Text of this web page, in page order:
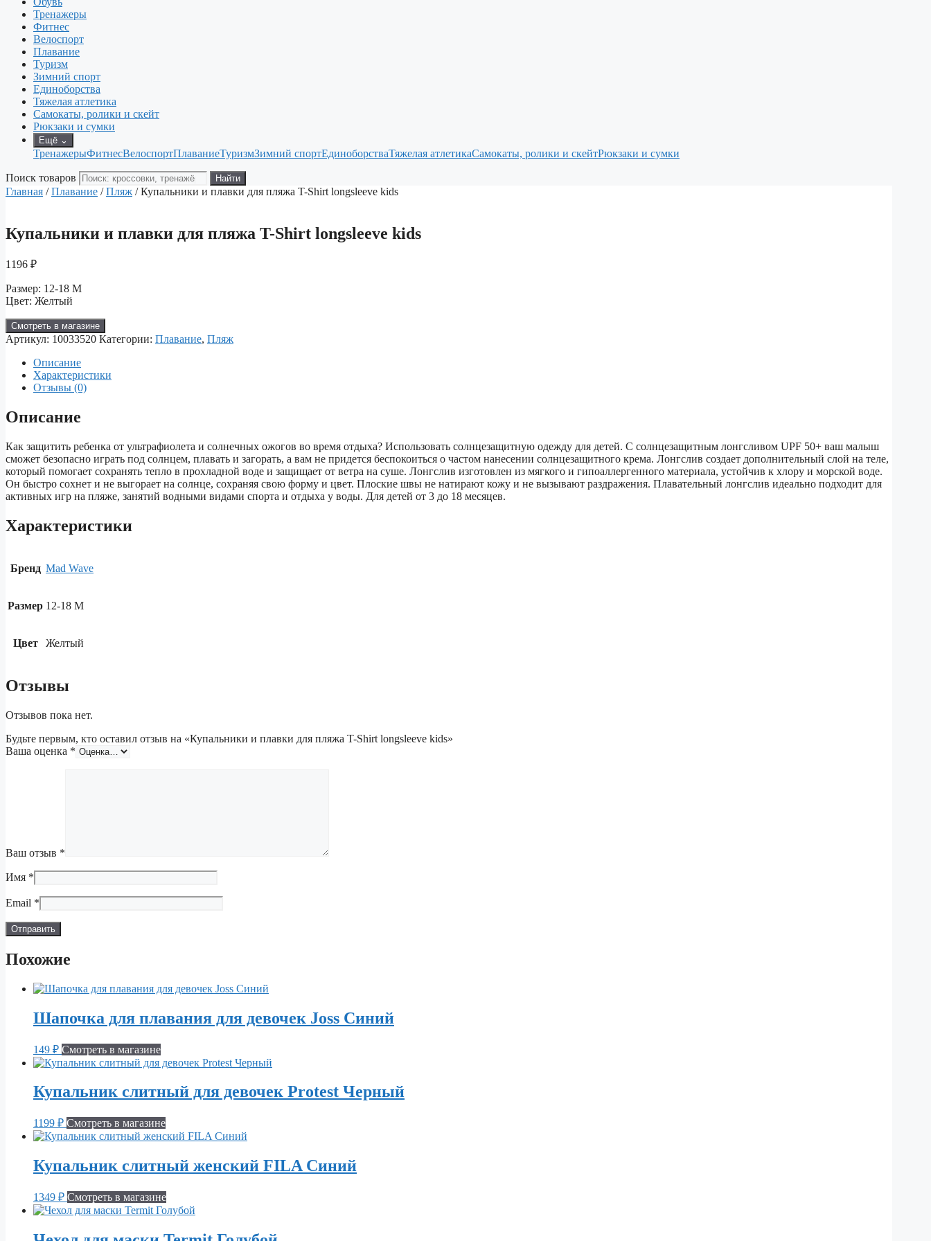
Тренажеры
Фитнес
Велоспорт
Плавание
Туризм
Зимний спорт
Единоборства
Тяжелая атлетика
Самокаты, ролики и скейт
Рюкзаки и сумки
Ещё ⌄
ТренажерыФитнесВелоспортПлаваниеТуризмЗимний спортЕдиноборстваТяжелая атлетикаСамокаты, ролики и скейтРюкзаки и сумки
Поиск товаров Найти
Главная /Плавание /Пляж / Купальники и плавки для пляжа T-Shirt longsleeve kids
Купальники и плавки для пляжа T-Shirt longsleeve kids
1196 ₽
Размер: 12-18 M
Цвет: Желтый
Смотреть в магазине
Артикул: 10033520 Категории: Плавание, Пляж
Описание
Характеристики
Отзывы (0)
Описание
Как защитить ребенка от ультрафиолета и солнечных ожогов во время отдыха? Использовать солнцезащитную одежду для детей. С солнцезащитным лонгсливом UPF 50+ ваш малыш
сможет безопасно играть под солнцем, плавать и загорать, а вам не придется беспокоиться о частом нанесении солнцезащитного крема. Лонгслив создает дополнительный слой на теле,
который помогает сохранять тепло в прохладной воде и защищает от ветра на суше. Лонгслив изготовлен из мягкого и гипоаллергенного материала, устойчив к хлору и морской воде.
Он быстро сохнет и не выгорает на солнце, сохраняя свою форму и цвет. Плоские швы не натирают кожу и не вызывают раздражения. Плавательный лонгслив идеально подходит для
активных игр на пляже, занятий водными видами спорта и отдыха у воды. Для детей от 3 до 18 месяцев.
Характеристики
Бренд Mad Wave
Размер 12-18 M
Цвет Желтый
Отзывы
Отзывов пока нет.
Будьте первым, кто оставил отзыв на «Купальники и плавки для пляжа T-Shirt longsleeve kids»
Ваша оценка *
Ваш отзыв *
Имя *
Email *
Похожие
Шапочка для плавания для девочек Joss Синий
149 ₽ Смотреть в магазине
Купальник слитный для девочек Protest Черный
1199 ₽ Смотреть в магазине
Купальник слитный женский FILA Синий
1349 ₽ Смотреть в магазине